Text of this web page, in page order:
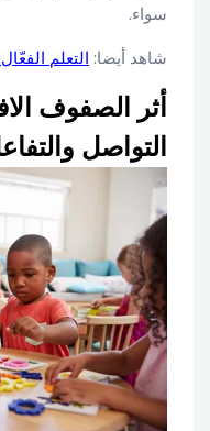
سواء.
شاهد أيضا: التعلم
أثر الصفوف
التواصل